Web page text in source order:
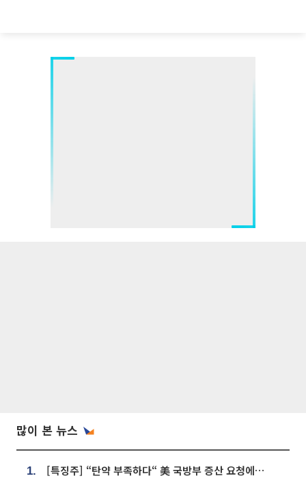
많이 본 뉴스
1. [특징주] “탄약 부족하다“ 美 국방부 증산 요청에⋯국내 방산주 급등세